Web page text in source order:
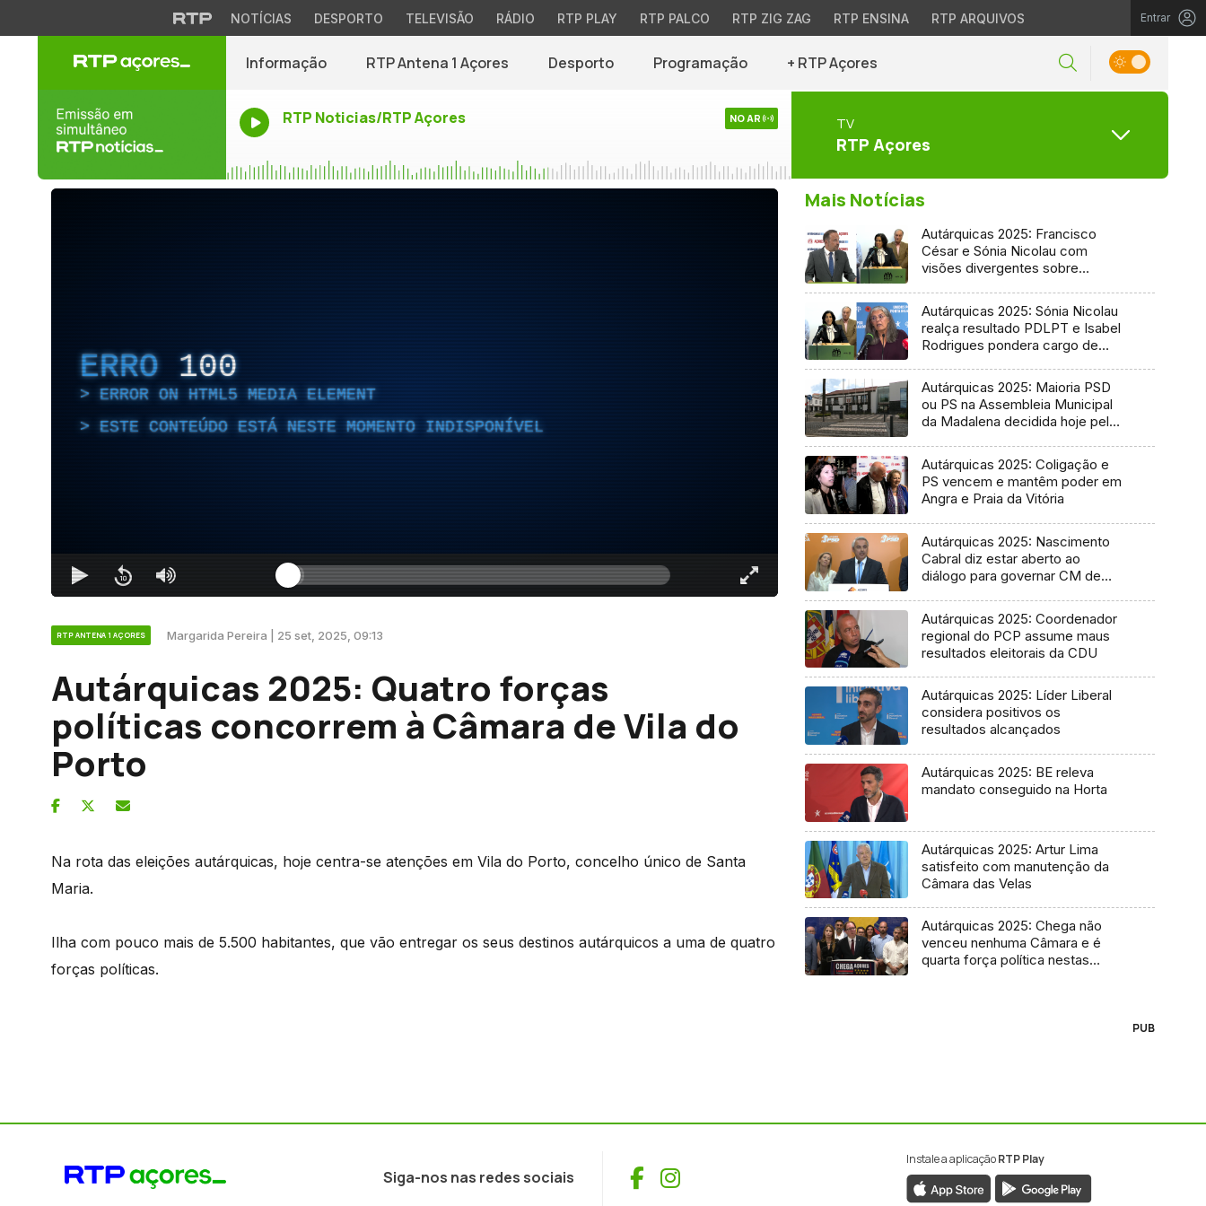
NOTÍCIAS DESPORTO TELEVISÃO RÁDIO RTP PLAY RTP PALCO RTP ZIG ZAG RTP ENSINA RTP ARQUIVOS Entrar
Informação RTP Antena 1 Açores Desporto Programação + RTP Açores
RTP Noticias/RTP Açores NO AR TV
RTP Açores
ERRO 100
ERROR ON HTML5 MEDIA ELEMENT
ESTE CONTEÚDO ESTÁ NESTE MOMENTO INDISPONÍVEL
RTP ANTENA 1 AÇORES Margarida Pereira | 25 set, 2025, 09:13
Autárquicas 2025: Quatro forças
políticas concorrem à Câmara de Vila do
Porto
Na rota das eleições autárquicas, hoje centra-se atenções em Vila do Porto, concelho único de Santa
Maria.
Ilha com pouco mais de 5.500 habitantes, que vão entregar os seus destinos autárquicos a uma de quatro
forças políticas.
Mais Notícias
Autárquicas 2025: Francisco
César e Sónia Nicolau com
visões divergentes sobre
Autárquicas 2025: Sónia Nicolau
realça resultado PDLPT e Isabel
Rodrigues pondera cargo de
Autárquicas 2025: Maioria PSD
ou PS na Assembleia Municipal
da Madalena decidida hoje pelo
Autárquicas 2025: Coligação e
PS vencem e mantêm poder em
Angra e Praia da Vitória
Autárquicas 2025: Nascimento
Cabral diz estar aberto ao
diálogo para governar CM de
Autárquicas 2025: Coordenador
regional do PCP assume maus
resultados eleitorais da CDU
Autárquicas 2025: Líder Liberal
considera positivos os
resultados alcançados
Autárquicas 2025: BE releva
mandato conseguido na Horta
Autárquicas 2025: Artur Lima
satisfeito com manutenção da
Câmara das Velas
Autárquicas 2025: Chega não
venceu nenhuma Câmara e é
quarta força política nestas
PUB
Siga-nos nas redes sociais Facebook
Instagram
Instale a aplicaçãoRTP Play